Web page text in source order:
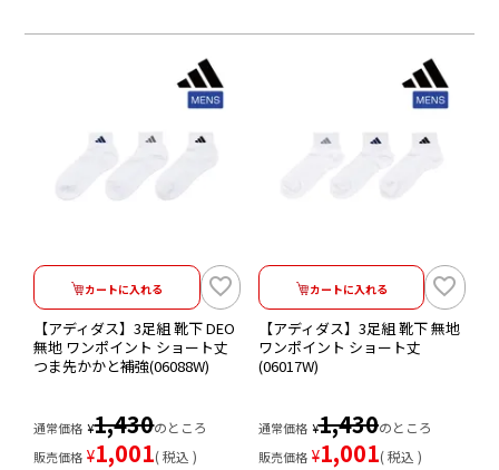
カートに入れる
【アディダス】3足組 靴下 DEO
無地 ワンポイント ショート丈
つま先かかと補強(06088W)
通常価格 ¥1,430のところ
販売価格 ¥1,001 税込
カートに入れる
【アディダス】3足組 靴下 無地
ワンポイント ショート丈
(06017W)
通常価格 ¥1,430のところ
販売価格 ¥1,001 税込